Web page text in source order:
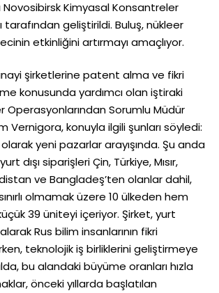
Kimyasal Konsantreler
tarafından geliştirildi. Buluş, nükleer
etkinliğini artırmayı amaçlıyor.
şirketlerine patent alma ve fikri
konusunda yardımcı olan iştiraki
Operasyonlarından Sorumlu Müdür
Vernigora, konuyla ilgili şunları söyledi:
yeni pazarlar arayışında. Şu anda
dışı siparişleri Çin, Türkiye, Mısır,
ve Bangladeş’ten olanlar dahil,
olmamak üzere 10 ülkeden hem
39 üniteyi içeriyor. Şirket, yurt
Rus bilim insanlarının fikri
teknolojik iş birliklerini geliştirmeye
bu alandaki büyüme oranları hızla
önceki yıllarda başlatılan